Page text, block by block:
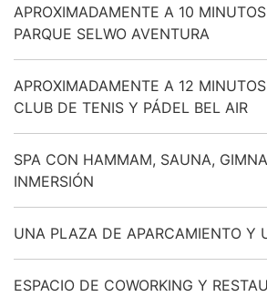
APROXIMADAMENTE A 10
PARQUE SELWO AVENTURA
APROXIMADAMENTE A 12
CLUB DE TENIS Y PÁDEL BEL AIR
SPA CON HAMMAM, SAUNA,
INMERSIÓN
UNA PLAZA DE APARCAMIENTO Y
ESPACIO DE COWORKING Y